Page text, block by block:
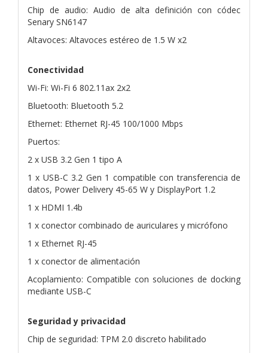
Chip de audio: Audio de alta definición con códec
Senary SN6147
Altavoces: Altavoces estéreo de 1.5 W x2
Conectividad
Wi-Fi: Wi-Fi 6 802.11ax 2x2
Bluetooth: Bluetooth 5.2
Ethernet: Ethernet RJ-45 100/1000 Mbps
Puertos:
2 x USB 3.2 Gen 1 tipo A
1 x USB-C 3.2 Gen 1 compatible con transferencia de
datos, Power Delivery 45-65 W y DisplayPort 1.2
1 x HDMI 1.4b
1 x conector combinado de auriculares y micrófono
1 x Ethernet RJ-45
1 x conector de alimentación
Acoplamiento: Compatible con soluciones de docking
mediante USB-C
Seguridad y privacidad
Chip de seguridad: TPM 2.0 discreto habilitado